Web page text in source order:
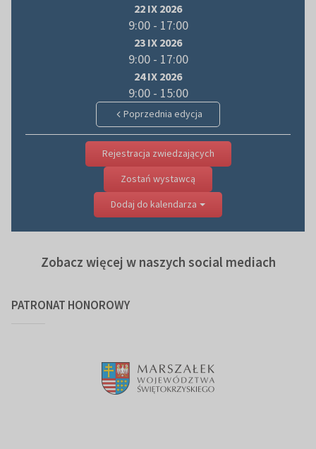
22 IX 2026
9:00 - 17:00
23 IX 2026
9:00 - 17:00
24 IX 2026
9:00 - 15:00
Poprzednia edycja
Rejestracja zwiedzających
Zostań wystawcą
Dodaj do kalendarza
Zobacz więcej w naszych social mediach
PATRONAT HONOROWY